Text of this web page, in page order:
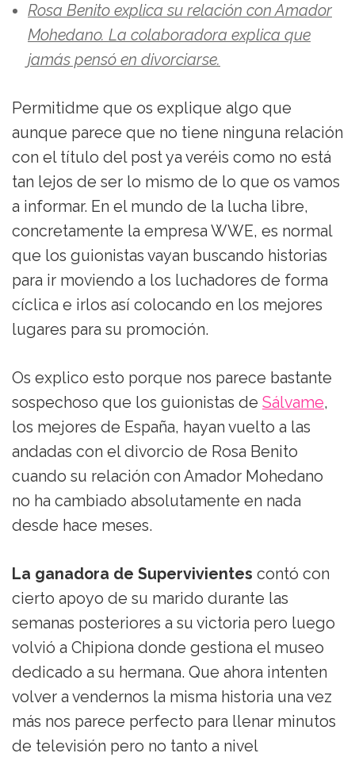
Rosa Benito explica su relación con Amador
Mohedano. La colaboradora explica que
jamás pensó en divorciarse.
Permitidme que os explique algo que
aunque parece que no tiene ninguna relación
con el título del post ya veréis como no está
tan lejos de ser lo mismo de lo que os vamos
a informar. En el mundo de la lucha libre,
concretamente la empresa WWE, es normal
que los guionistas vayan buscando historias
para ir moviendo a los luchadores de forma
cíclica e irlos así colocando en los mejores
lugares para su promoción.
Os explico esto porque nos parece bastante
sospechoso que los guionistas de Sálvame,
los mejores de España, hayan vuelto a las
andadas con el divorcio de Rosa Benito
cuando su relación con Amador Mohedano
no ha cambiado absolutamente en nada
desde hace meses.
La ganadora de Supervivientes contó con
cierto apoyo de su marido durante las
semanas posteriores a su victoria pero luego
volvió a Chipiona donde gestiona el museo
dedicado a su hermana. Que ahora intenten
volver a vendernos la misma historia una vez
más nos parece perfecto para llenar minutos
de televisión pero no tanto a nivel